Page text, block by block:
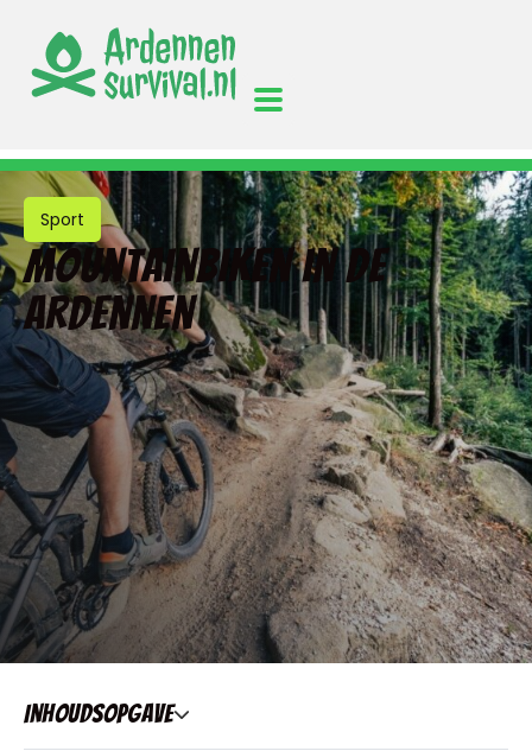
Sport
Mountainbiken in de
Ardennen
Inhoudsopgave